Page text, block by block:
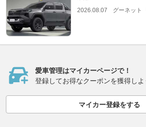
2026.08.07 グーネット
愛車管理はマイカーページで！
登録してお得なクーポンを獲得しよ
マイカー登録をする